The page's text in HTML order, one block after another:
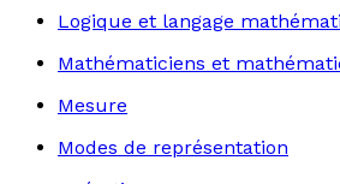
Logique et langage
Mathématiciens et
Mesure
Modes de représentation